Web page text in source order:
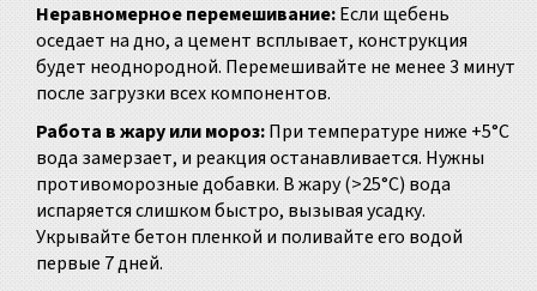
Неравномерное перемешивание:Если щебень
оседает на дно, а цемент всплывает, конструкция
будет неоднородной. Перемешивайте не менее 3 минут
после загрузки всех компонентов.
Работа в жару или мороз:При температуре ниже +5°C
вода замерзает, и реакция останавливается. Нужны
противоморозные добавки. В жару (>25°C) вода
испаряется слишком быстро, вызывая усадку.
Укрывайте бетон пленкой и поливайте его водой
первые 7 дней.